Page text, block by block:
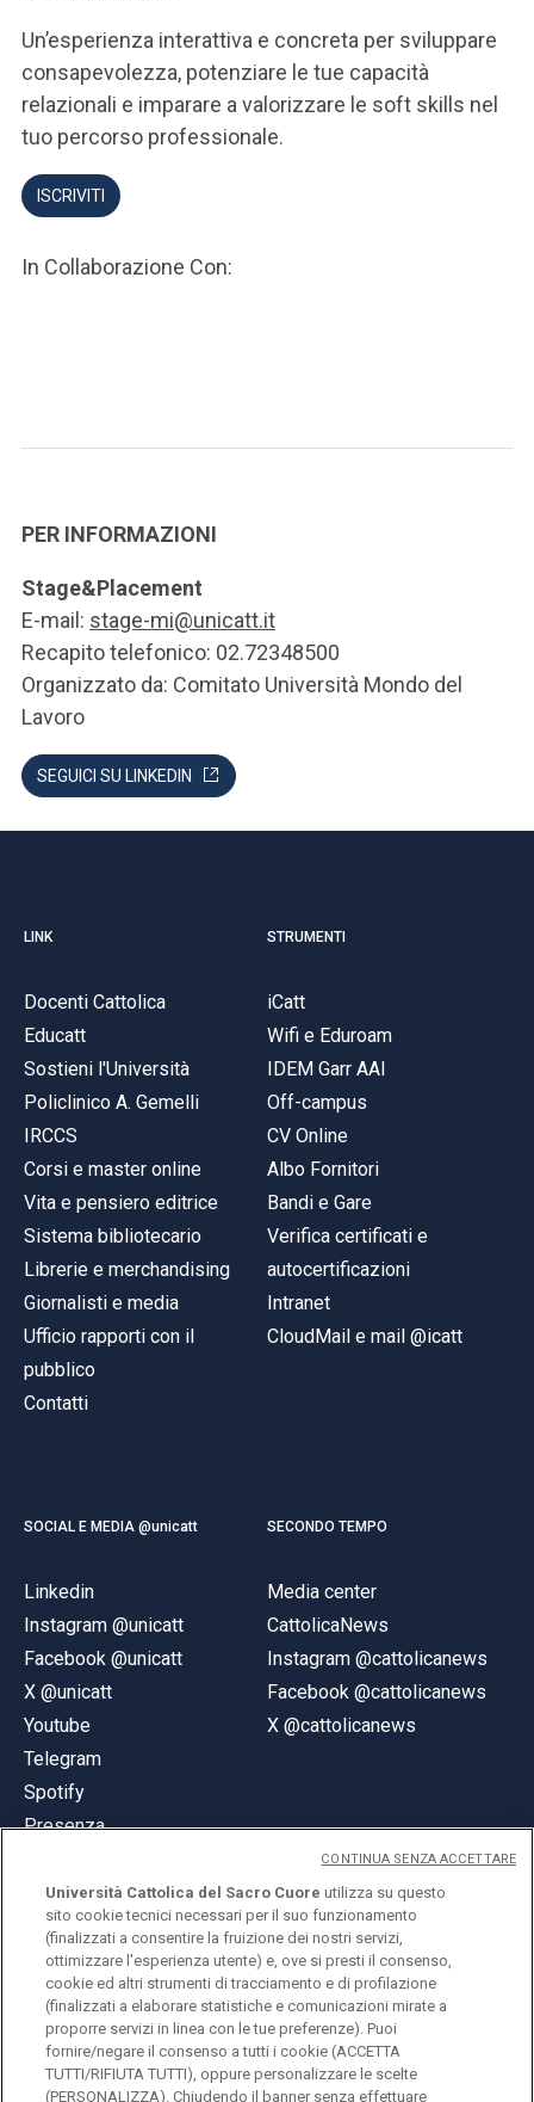
Un’esperienza interattiva e concreta per sviluppare
consapevolezza, potenziare le tue capacità
relazionali e imparare a valorizzare le soft skills nel
tuo percorso professionale.
ISCRIVITI
In Collaborazione Con:
PER INFORMAZIONI
Stage&Placement
E-mail: stage-mi@unicatt.it
Recapito telefonico: 02.72348500
Organizzato da: Comitato Università Mondo del
Lavoro
SEGUICI SU LINKEDIN
LINK
Docenti Cattolica
Educatt
Sostieni l'Università
Policlinico A. Gemelli
IRCCS
Corsi e master online
Vita e pensiero editrice
Sistema bibliotecario
Librerie e merchandising
Giornalisti e media
Ufficio rapporti con il
pubblico
Contatti
STRUMENTI
iCatt
Wifi e Eduroam
IDEM Garr AAI
Off-campus
CV Online
Albo Fornitori
Bandi e Gare
Verifica certificati e
autocertificazioni
Intranet
CloudMail e mail @icatt
SOCIAL E MEDIA @unicatt
Linkedin
Instagram @unicatt
Facebook @unicatt
X @unicatt
Youtube
Telegram
Spotify
Presenza
SECONDO TEMPO
Media center
CattolicaNews
Instagram @cattolicanews
Facebook @cattolicanews
X @cattolicanews
© Università Cattolica del Sacro Cuore
Largo A. Gemelli 1, 20123 Milano
PI 02133120150
Università Cattolica del Sacro Cuore utilizza su questo
sito cookie tecnici necessari per il suo funzionamento
(finalizzati a consentire la fruizione dei nostri servizi,
ottimizzare l'esperienza utente) e, ove si presti il consenso,
cookie ed altri strumenti di tracciamento e di profilazione
(finalizzati a elaborare statistiche e comunicazioni mirate a
proporre servizi in linea con le tue preferenze). Puoi
fornire/negare il consenso a tutti i cookie (ACCETTA
TUTTI/RIFIUTA TUTTI), oppure personalizzare le scelte
(PERSONALIZZA). Chiudendo il banner senza effettuare
CONTINUA SENZA ACCETTARE